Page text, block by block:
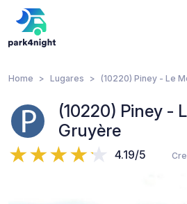
Home Lugares (10220) Piney - Le
(10220) Piney -
Gruyère
4.19/5